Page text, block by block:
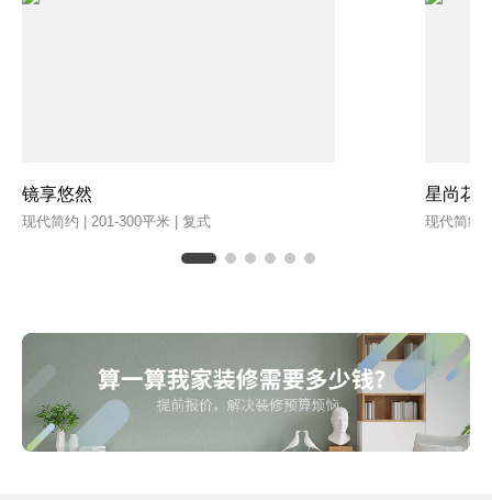
镜享悠然
现代简约 | 201-300平米 | 复式
星尚花
现代简约